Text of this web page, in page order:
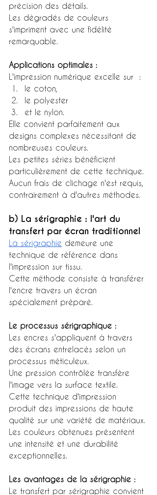
précision des détails.
Les dégradés de couleurs
s'impriment avec une fidélité
remarquable.
Applications optimales :
L'impression numérique excelle sur  :
le coton,
le polyester
et le nylon.
Elle convient parfaitement aux
designs complexes nécessitant de
nombreuses couleurs.
Les petites séries bénéficient
particulièrement de cette technique.
Aucun frais de clichage n'est requis,
contrairement à d'autres méthodes.
b) La sérigraphie : l'art du
transfert par écran traditionnel
La sérigraphie demeure une
technique de référence dans
l'impression sur tissu.
Cette méthode consiste à transférer
l'encre travers un écran
spécialement préparé.
Le processus sérigraphique :
Les encres s'appliquent à travers
des écrans entrelacés selon un
processus méticuleux.
Une pression contrôlée transfère
l'image vers la surface textile.
Cette technique d'impression
produit des impressions de haute
qualité sur une variété de matériaux.
Les couleurs obtenues présentent
une intensité et une durabilité
exceptionnelles.
Les avantages de la sérigraphie :
Le transfert par sérigraphie convient